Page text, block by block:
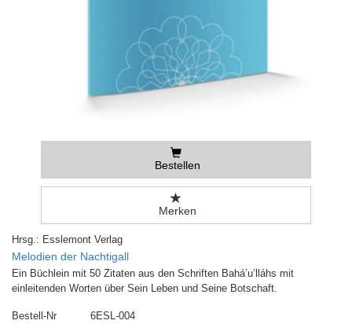
Bestellen
Merken
Hrsg.: Esslemont Verlag
Melodien der Nachtigall
Ein Büchlein mit 50 Zitaten aus den Schriften Bahá’u’lláhs mit
einleitenden Worten über Sein Leben und Seine Botschaft.
Bestell-Nr
6ESL-004